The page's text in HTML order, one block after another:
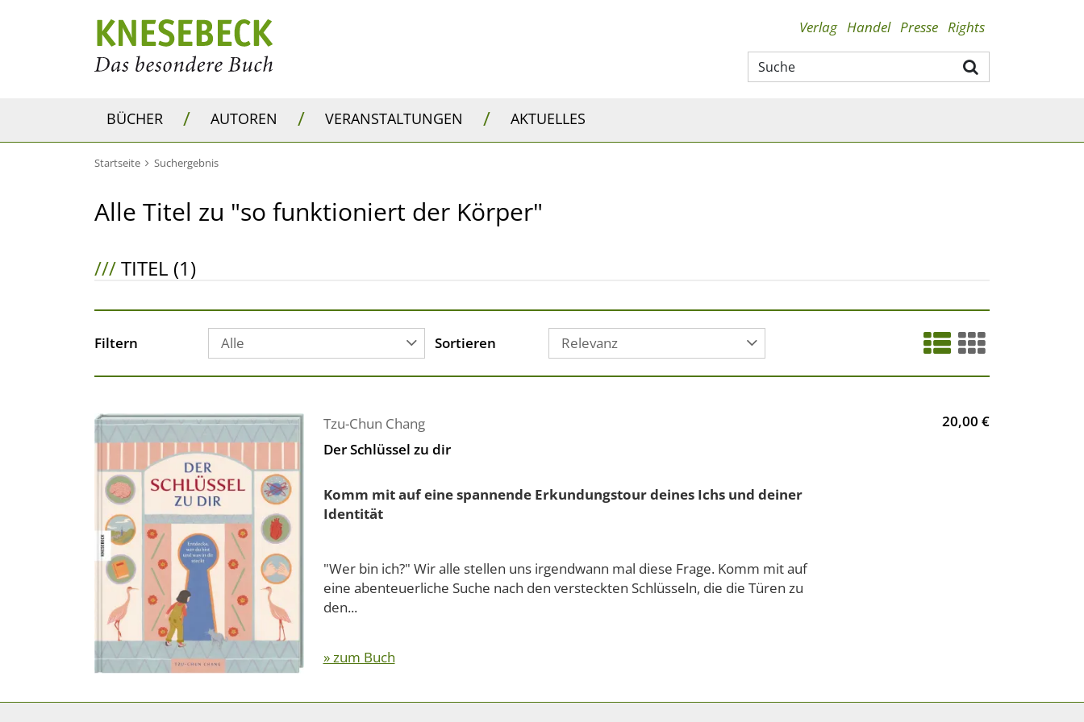
Verlag Handel Presse Rights
BÜCHER / AUTOREN / VERANSTALTUNGEN / AKTUELLES
Startseite Suchergebnis
Alle Titel zu "so funktioniert der Körper"
///TITEL (1)
Filtern Alle Sortieren Relevanz
Tzu-Chun Chang
Der Schlüssel zu dir
Komm mit auf eine spannende Erkundungstour deines Ichs und deiner
Identität
"Wer bin ich?" Wir alle stellen uns irgendwann mal diese Frage. Komm mit auf
eine abenteuerliche Suche nach den versteckten Schlüsseln, die die Türen zu
den...
» zum Buch
20,00 €